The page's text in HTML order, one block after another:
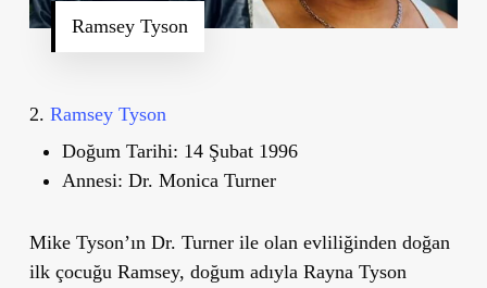
Ramsey Tyson
2. Ramsey Tyson
Doğum Tarihi: 14 Şubat 1996
Annesi: Dr. Monica Turner
Mike Tyson’ın Dr. Turner ile olan evliliğinden doğan
ilk çocuğu Ramsey, doğum adıyla Rayna Tyson